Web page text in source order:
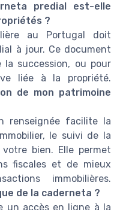
predial est-elle
?
au Portugal doit
à jour. Ce document
succession, ou pour
liée à la propriété.
de mon patrimoine
renseignée facilite la
le suivi de la
bien. Elle permet
fiscales et de mieux
immobilières.
de la caderneta ?
un accès en ligne à la